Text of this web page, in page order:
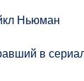
в